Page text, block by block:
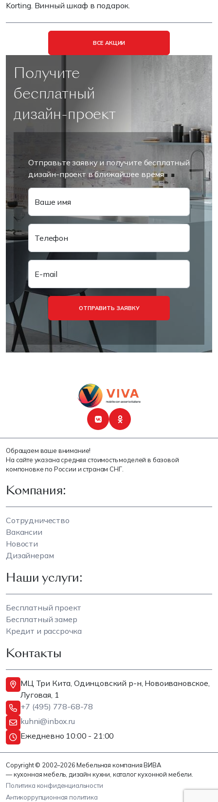
Korting. Винный шкаф в подарок.
ВСЕ АКЦИИ
Получите
бесплатный
дизайн-проект
Отправьте заявку и получите бесплатный
дизайн-проект в ближайшее время
Ваше имя
Телефон
E-mail
ОТПРАВИТЬ ЗАЯВКУ
Обращаем ваше внимание!
На сайте указана средняя стоимость моделей в базовой
компоновке по России и странам СНГ.
Компания:
Сотрудничество
Вакансии
Новости
Дизайнерам
Наши услуги:
Бесплатный проект
Бесплатный замер
Кредит и рассрочка
Контакты
МЦ Три Кита, Одинцовский р-н, Новоивановское,
Луговая, 1
+7 (495) 778-68-78
kuhni@inbox.ru
Ежедневно 10:00 - 21:00
Copyright © 2002–2026 Мебельная компания ВИВА
— кухонная мебель, дизайн кухни, каталог кухонной мебели.
Политика конфиденциальности
Антикоррупционная политика